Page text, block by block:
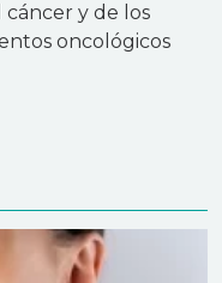
cáncer y de los
oncológicos